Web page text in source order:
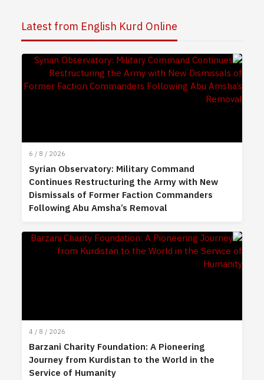
Latest from English Kurd Online
6 / 8 / 2026
Syrian Observatory: Military Command
Continues Restructuring the Army with New
Dismissals of Former Faction Commanders
Following Abu Amsha’s Removal
4 / 8 / 2026
Barzani Charity Foundation: A Pioneering
Journey from Kurdistan to the World in the
Service of Humanity